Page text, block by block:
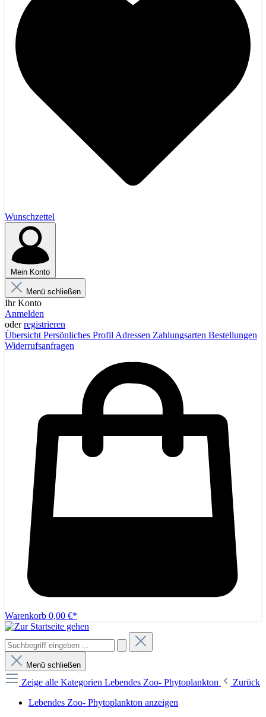
Wunschzettel
Mein Konto
Menü schließen
Ihr Konto
Anmelden
oderregistrieren
Übersicht Persönliches Profil Adressen Zahlungsarten Bestellungen
Widerrufsanfragen
Warenkorb 0,00 €*
Menü schließen
Zeige alle Kategorien Lebendes Zoo- Phytoplankton
Zurück
Lebendes Zoo- Phytoplankton anzeigen